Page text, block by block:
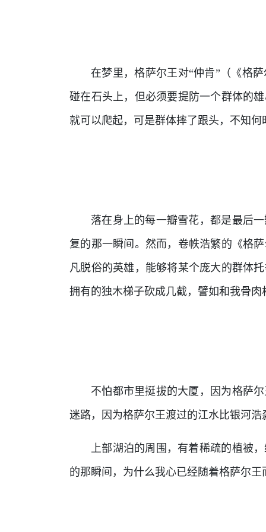
在梦里，格萨尔王对“仲肯”（《格
碰在石头上，但必须要提防一个群体的
就可以爬起，可是群体摔了跟头，不知何
落在身上的每一瓣雪花，都是最后
复的那一瞬间。然而，卷帙浩繁的《格
凡脱俗的英雄，能够将某个庞大的群体
拥有的独木梯子砍成几截，譬如和我骨
不怕都市里挺拔的大厦，因为格萨
迷路，因为格萨尔王渡过的江水比银河浩
上部湖泊的周围，有着稀疏的植被
的那瞬间，为什么我心已经随着格萨尔王